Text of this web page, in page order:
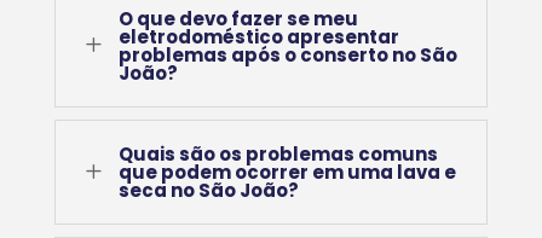
L
O que devo fazer se meu
eletrodoméstico apresentar
problemas após o conserto no São
João?
L
Quais são os problemas comuns
que podem ocorrer em uma lava e
seca no São João?